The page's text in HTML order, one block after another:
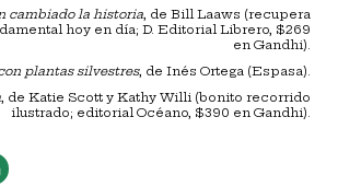
cambiado la historia, de Bill Laaws (recupera
hoy en día; D. Editorial Librero, $269
en Gandhi).
plantas silvestres, de Inés Ortega (Espasa).
, de Katie Scott y Kathy Willi (bonito recorrido
ilustrado; editorial Océano, $390 en Gandhi).